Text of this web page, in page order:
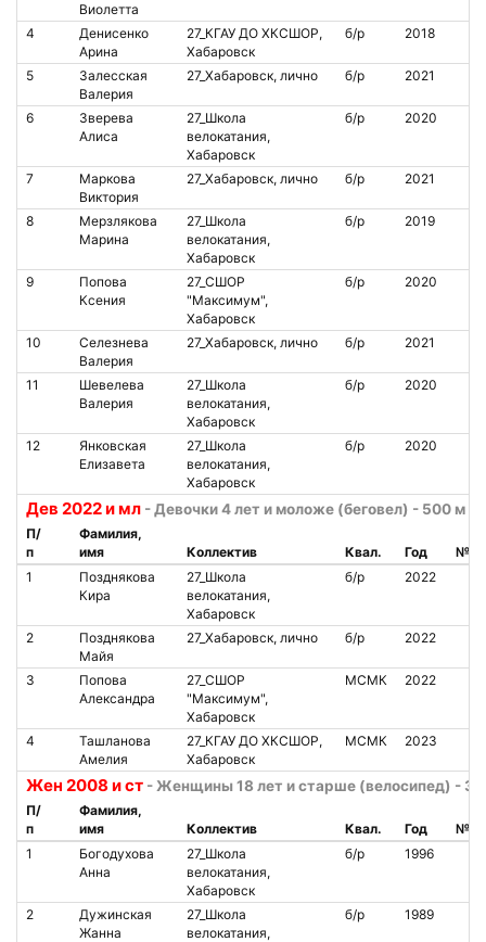
Виолетта
4
Денисенко
Арина
27_КГАУ ДО ХКСШОР,
Хабаровск
б/р 2018
5
Залесская
Валерия
27_Хабаровск, лично б/р 2021
6
Зверева
Алиса
27_Школа
велокатания,
Хабаровск
б/р 2020
7
Маркова
Виктория
27_Хабаровск, лично б/р 2021
8
Мерзлякова
Марина
27_Школа
велокатания,
Хабаровск
б/р 2019
9
Попова
Ксения
27_СШОР
"Максимум",
Хабаровск
б/р 2020
10
Селезнева
Валерия
27_Хабаровск, лично б/р 2021
11
Шевелева
Валерия
27_Школа
велокатания,
Хабаровск
б/р 2020
12
Янковская
Елизавета
27_Школа
велокатания,
Хабаровск
б/р 2020
Дев 2022 и мл - Девочки 4 лет и моложе (беговел) - 500 м
П/
п
Фамилия,
имя
Коллектив Квал. Год
№
1
Позднякова
Кира
27_Школа
велокатания,
Хабаровск
б/р 2022
2
Позднякова
Майя
27_Хабаровск, лично б/р 2022
3
Попова
Александра
27_СШОР
"Максимум",
Хабаровск
МСМК 2022
4
Ташланова
Амелия
27_КГАУ ДО ХКСШОР,
Хабаровск
МСМК 2023
Жен 2008 и ст - Женщины 18 лет и старше (велосипед) -
П/
п
Фамилия,
имя
Коллектив Квал. Год
№
1
Богодухова
Анна
27_Школа
велокатания,
Хабаровск
б/р 1996
2
Дужинская
Жанна
27_Школа
велокатания,
б/р 1989